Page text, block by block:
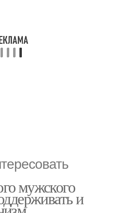
мужского
и